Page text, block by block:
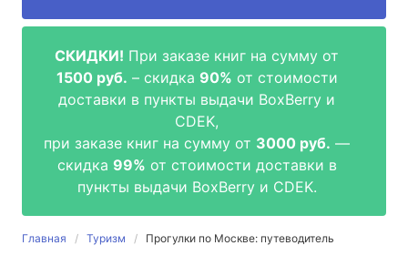
СКИДКИ! При заказе книг на сумму от
1500 руб. – скидка 90% от стоимости
доставки в пункты выдачи BoxBerry и
CDEK,
при заказе книг на сумму от 3000 руб. —
скидка 99% от стоимости доставки в
пункты выдачи BoxBerry и CDEK.
Главная Туризм Прогулки по Москве: путеводитель